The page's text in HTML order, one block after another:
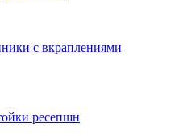
с вкраплениями
ресепшн